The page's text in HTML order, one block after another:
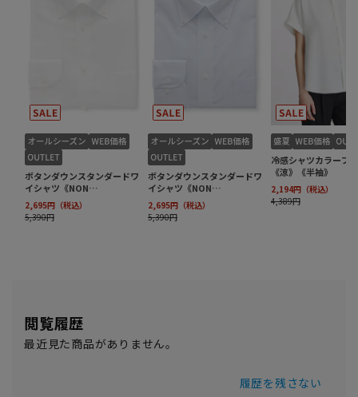
閲覧履歴
最近見た商品がありません。
履歴を残さない